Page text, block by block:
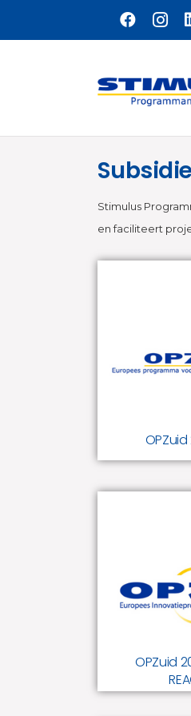
Stimulus
en faciliteert
Europees
OPZuid
en
Europees
voor
bevordering